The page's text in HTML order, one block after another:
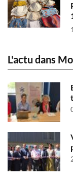
L'actu dans